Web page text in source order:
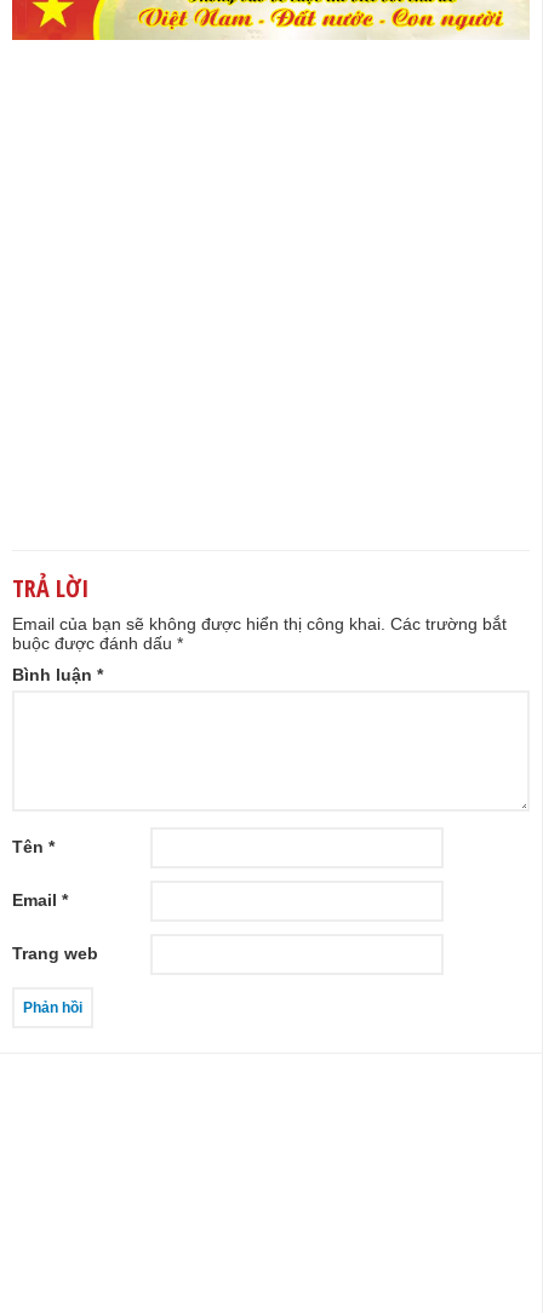
TRẢ LỜI
Email của bạn sẽ không được hiển thị công khai. Các trường bắt
buộc được đánh dấu *
Bình luận *
Tên *
Email *
Trang web